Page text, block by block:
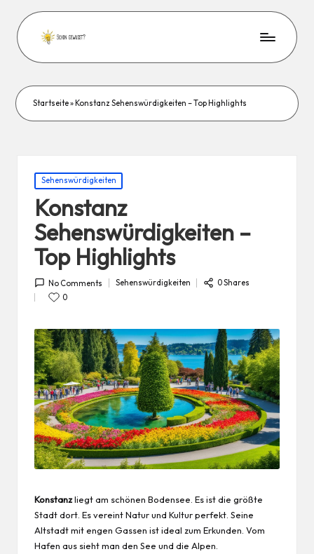
Startseite» Konstanz Sehenswürdigkeiten – Top Highlights
Posted
in
Sehenswürdigkeiten
Konstanz
Sehenswürdigkeiten –
Top Highlights
No Comments
Posted
Sehenswürdigkeiten
0 Shares
0
Konstanzliegt am schönen Bodensee. Es ist die größte
Stadt dort. Es vereint Natur und Kultur perfekt. Seine
Altstadt mit engen Gassen ist ideal zum Erkunden. Vom
Hafen aus sieht man den See und die Alpen.